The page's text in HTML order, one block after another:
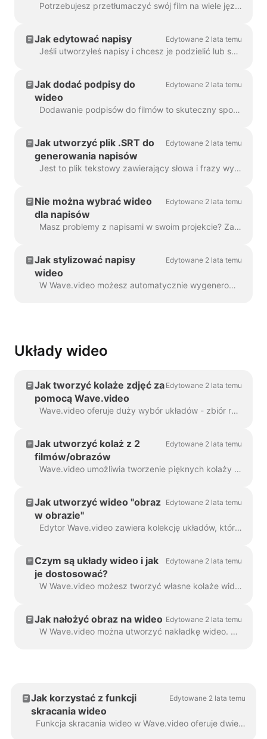
Potrzebujesz przetłumaczyć swój film na wiele języków? Mamy to pod kontrolą! Uwaga: używamy tutaj automatycznych napisów. Miesięczny limit...
Jak edytować napisy Edytowane 2 lata temu
Jeśli utworzyłeś napisy i chcesz je podzielić lub scalić, użyj funkcji Podziel napisy lub klawiszy Enter i Backspace. Korzystanie z tych opcji...
Jak dodać podpisy do
wideo
Edytowane 2 lata temu
Dodawanie podpisów do filmów to skuteczny sposób na dotarcie do większej liczby widzów i zwiększenie zaangażowania w treści. Dzięki Wave.video można z łatwością dodawać automatyczne podpisy...
Jak utworzyć plik .SRT do
generowania napisów
Edytowane 2 lata temu
Jest to plik tekstowy zawierający słowa i frazy wypowiedziane w filmie. Takie pliki mogą być używane wraz z plikami wideo lub odtwarzaczami wideo online, aby...
Nie można wybrać wideo
dla napisów
Edytowane 2 lata temu
Masz problemy z napisami w swoim projekcie? Zajmijmy się tym! Po pierwsze, upewnijmy się, że przesłane wideo jest w pełni ...
Jak stylizować napisy
wideo
Edytowane 2 lata temu
W Wave.video możesz automatycznie wygenerować napisy do swoich filmów lub przesłać plik .srt lub .vtt. Po dodaniu napisów do wideo, można nadać im styl...
Układy wideo
Jak tworzyć kolaże zdjęć za
pomocą Wave.video
Edytowane 2 lata temu
Wave.video oferuje duży wybór układów - zbiór ramek, masek i siatek - które pozwalają łączyć kilka elementów wizualnych w ramach jednego scen...
Jak utworzyć kolaż z 2
filmów/obrazów
Edytowane 2 lata temu
Wave.video umożliwia tworzenie pięknych kolaży z filmów i zdjęć przy użyciu układów. Układy składają się z kolekcji różnych siatek i masek, które...
Jak utworzyć wideo "obraz
w obrazie"
Edytowane 2 lata temu
Edytor Wave.video zawiera kolekcję układów, które umożliwiają łączenie kilku klipów wideo lub obrazów. Jeśli chcesz stworzyć wideo "obraz w obrazie",...
Czym są układy wideo i jak
je dostosować?
Edytowane 2 lata temu
W Wave.video możesz tworzyć własne kolaże wideo, korzystając z przydatnej funkcji - układów wideo. Układ wideo to sposób wyświetlania elementów wizualnych, które...
Jak nałożyć obraz na wideo Edytowane 2 lata temu
W Wave.video można utworzyć nakładkę wideo. Oto jak to zrobić. Nakładka wideo to obraz lub wideo, które można dodać do filmu (lub jeszcze lepiej...
Jak korzystać z funkcji
skracania wideo
Edytowane 2 lata temu
Funkcja skracania wideo w Wave.video oferuje dwie wszechstronne opcje: skrócenie całego wideo do bardziej zwięzłej wersji lub utworzenie wielu...